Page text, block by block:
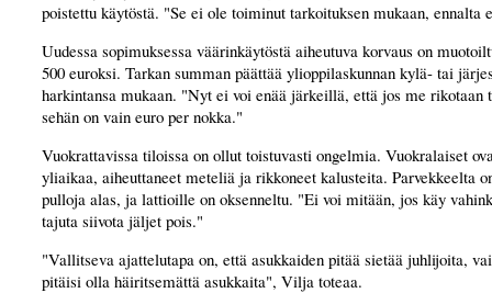
poistettu käytöstä. "Se ei ole toiminut tarkoituksen mukaan, ennalta
Uudessa sopimuksessa väärinkäytöstä aiheutuva korvaus on
500 euroksi. Tarkan summan päättää ylioppilaskunnan kylä- tai
harkintansa mukaan. "Nyt ei voi enää järkeillä, että jos me rikotaan
sehän on vain euro per nokka."
Vuokrattavissa tiloissa on ollut toistuvasti ongelmia. Vuokralaiset
yliaikaa, aiheuttaneet meteliä ja rikkoneet kalusteita. Parvekkeelta
pulloja alas, ja lattioille on oksenneltu. "Ei voi mitään, jos käy
tajuta siivota jäljet pois."
"Vallitseva ajattelutapa on, että asukkaiden pitää sietää juhlijoita,
pitäisi olla häiritsemättä asukkaita", Vilja toteaa.